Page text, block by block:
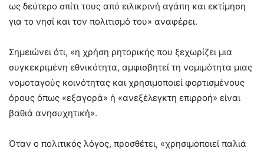
ως δεύτερο σπίτι τους από ειλικρινή αγάπη και εκτίμηση
για το νησί και τον πολιτισμό του» αναφέρει.
Σημειώνει ότι, «η χρήση ρητορικής που ξεχωρίζει μια
συγκεκριμένη εθνικότητα, αμφισβητεί τη νομιμότητα μιας
νομοταγούς κοινότητας και χρησιμοποιεί φορτισμένους
όρους όπως «εξαγορά» ή «ανεξέλεγκτη επιρροή» είναι
βαθιά ανησυχητική».
Όταν ο πολιτικός λόγος, προσθέτει, «χρησιμοποιεί παλιά